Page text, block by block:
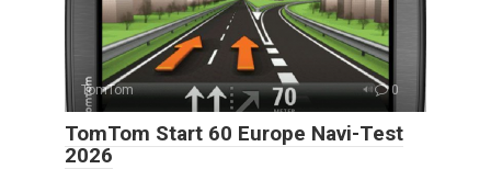
TomTom 0
TomTom Start 60 Europe Navi-Test
2026